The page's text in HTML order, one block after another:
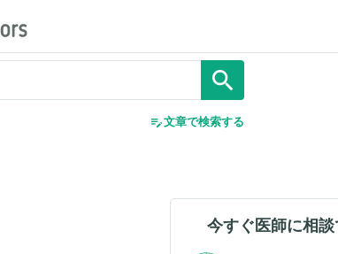
search
edit_note文章で検索する
今すぐ医師に相